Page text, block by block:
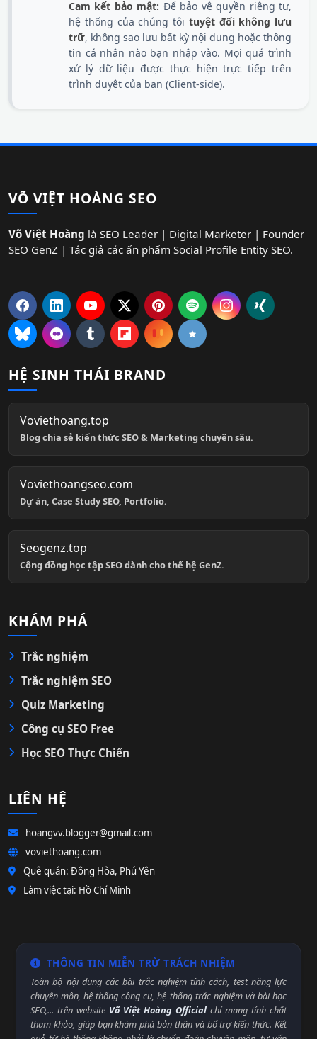
Cam kết bảo mật: Để bảo vệ quyền riêng tư,
hệ thống của chúng tôi tuyệt đối không lưu
trữ, không sao lưu bất kỳ nội dung hoặc thông
tin cá nhân nào bạn nhập vào. Mọi quá trình
xử lý dữ liệu được thực hiện trực tiếp trên
trình duyệt của bạn (Client-side).
VÕ VIỆT HOÀNG SEO
Võ Việt Hoàng là SEO Leader | Digital Marketer | Founder
SEO GenZ | Tác giả các ấn phẩm Social Profile Entity SEO.
HỆ SINH THÁI BRAND
Voviethoang.top
Blog chia sẻ kiến thức SEO & Marketing chuyên sâu.
Voviethoangseo.com
Dự án, Case Study SEO, Portfolio.
Seogenz.top
Cộng đồng học tập SEO dành cho thế hệ GenZ.
KHÁM PHÁ
Trắc nghiệm
Trắc nghiệm SEO
Quiz Marketing
Công cụ SEO Free
Học SEO Thực Chiến
LIÊN HỆ
hoangvv.blogger@gmail.com
voviethoang.com
Quê quán: Đông Hòa, Phú Yên
Làm việc tại: Hồ Chí Minh
THÔNG TIN MIỄN TRỪ TRÁCH NHIỆM
Toàn bộ nội dung các bài trắc nghiệm tính cách, test năng lực
chuyên môn, hệ thống công cụ, hệ thống trắc nghiệm và bài học
SEO,... trên website Võ Việt Hoàng Official chỉ mang tính chất
tham khảo, giúp bạn khám phá bản thân và bổ trợ kiến thức. Kết